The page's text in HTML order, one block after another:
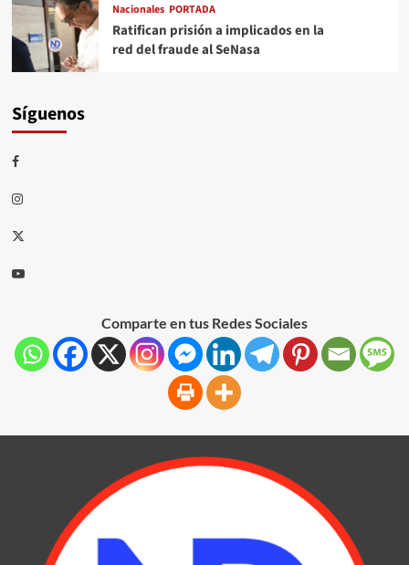
Nacionales PORTADA
Ratifican prisión a implicados en la
red del fraude al SeNasa
Síguenos
Comparte en tus Redes Sociales